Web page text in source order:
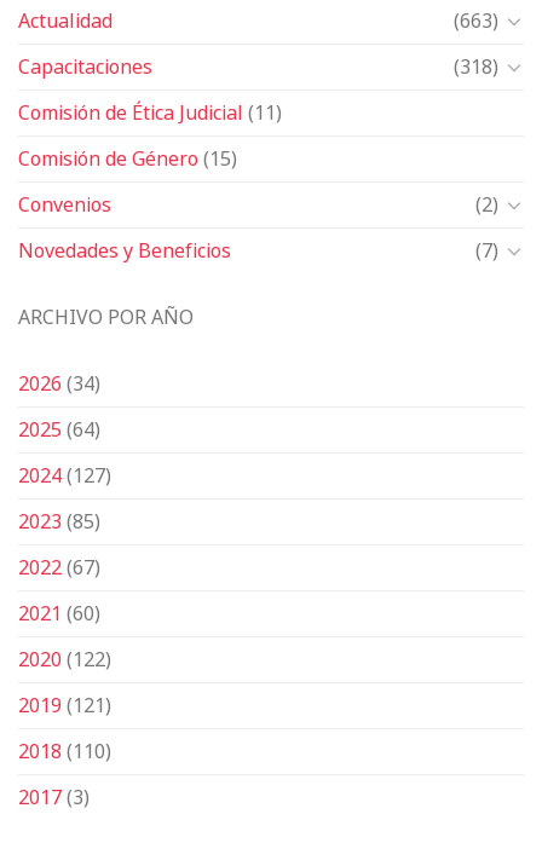
Actualidad
(663)
Capacitaciones
(318)
Comisión de Ética Judicial(11)
Comisión de Género(15)
Convenios
(2)
Novedades y Beneficios
(7)
ARCHIVO POR AÑO
2026(34)
2025(64)
2024(127)
2023(85)
2022(67)
2021 (60)
2020(122)
2019(121)
2018(110)
2017(3)